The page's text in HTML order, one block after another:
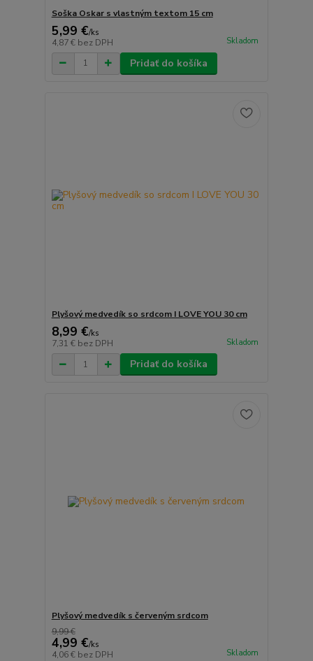
Soška Oskar s vlastným textom 15 cm
5,99 €/ks
4,87 € bez DPH Skladom
Pridať do košíka
Plyšový medvedík so srdcom I LOVE YOU 30 cm
8,99 €/ks
7,31 € bez DPH Skladom
Pridať do košíka
Plyšový medvedík s červeným srdcom
9,99 €
4,99 €/ks
4,06 € bez DPH Skladom